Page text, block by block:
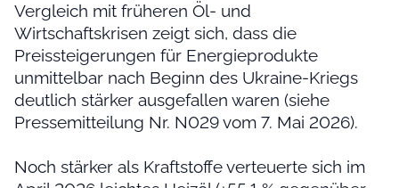
Vergleich mit früheren Öl- und
Wirtschaftskrisen zeigt sich, dass die
Preissteigerungen für Energieprodukte
unmittelbar nach Beginn des Ukraine-Kriegs
deutlich stärker ausgefallen waren (siehe
Pressemitteilung Nr. N029 vom 7. Mai 2026).
Noch stärker als Kraftstoffe verteuerte sich im